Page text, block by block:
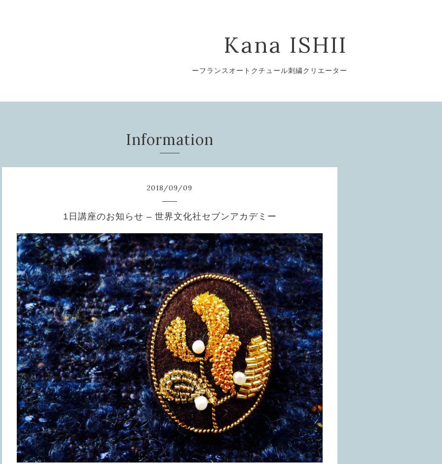
Kana ISHII
ーフランスオートクチュール刺繍クリエーター
Information
2018/09/09
1日講座のお知らせ – 世界文化社セブンアカデミー